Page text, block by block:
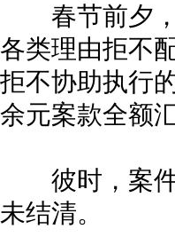
春节前夕，
各类理由拒不
拒不协助执行
余元案款全额
彼时，案件
未结清。